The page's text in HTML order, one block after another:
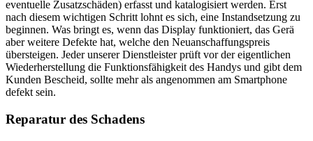
eventuelle Zusatzschäden) erfasst und katalogisiert werden. Erst
nach diesem wichtigen Schritt lohnt es sich, eine Instandsetzung zu
beginnen. Was bringt es, wenn das Display funktioniert, das Gerä
aber weitere Defekte hat, welche den Neuanschaffungspreis
übersteigen. Jeder unserer Dienstleister prüft vor der eigentlichen
Wiederherstellung die Funktionsfähigkeit des Handys und gibt dem
Kunden Bescheid, sollte mehr als angenommen am Smartphone
defekt sein.
Reparatur des Schadens